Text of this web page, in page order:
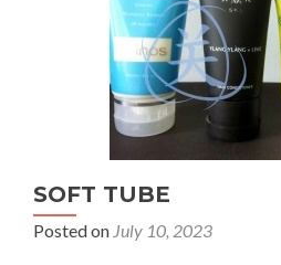
SOFT TUBE
Posted on July 10, 2023